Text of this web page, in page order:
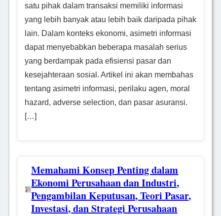
satu pihak dalam transaksi memiliki informasi
yang lebih banyak atau lebih baik daripada pihak
lain. Dalam konteks ekonomi, asimetri informasi
dapat menyebabkan beberapa masalah serius
yang berdampak pada efisiensi pasar dan
kesejahteraan sosial. Artikel ini akan membahas
tentang asimetri informasi, perilaku agen, moral
hazard, adverse selection, dan pasar asuransi.
[…]
Memahami Konsep Penting dalam
Ekonomi Perusahaan dan Industri,
Pengambilan Keputusan, Teori Pasar,
Investasi, dan Strategi Perusahaan